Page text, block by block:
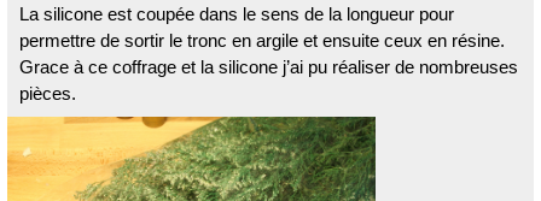
La silicone est coupée dans le sens de la longueur pour
permettre de sortir le tronc en argile et ensuite ceux en résine.
Grace à ce coffrage et la silicone j’ai pu réaliser de nombreuses
pièces.